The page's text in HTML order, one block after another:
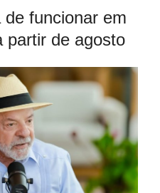
funcionar em
partir de agosto